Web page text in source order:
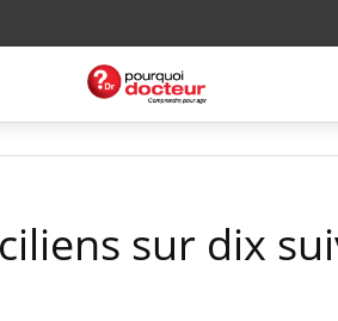
sur dix